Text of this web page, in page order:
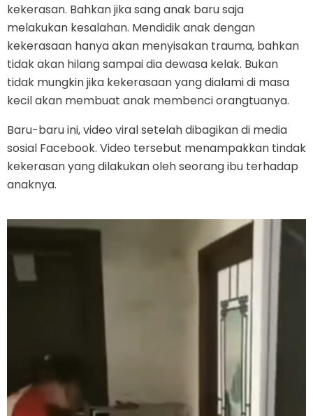
kekerasan. Bahkan jika sang anak baru saja
melakukan kesalahan. Mendidik anak dengan
kekerasaan hanya akan menyisakan trauma, bahkan
tidak akan hilang sampai dia dewasa kelak. Bukan
tidak mungkin jika kekerasaan yang dialami di masa
kecil akan membuat anak membenci orangtuanya.
Baru-baru ini, video viral setelah dibagikan di media
sosial Facebook. Video tersebut menampakkan tindak
kekerasan yang dilakukan oleh seorang ibu terhadap
anaknya.